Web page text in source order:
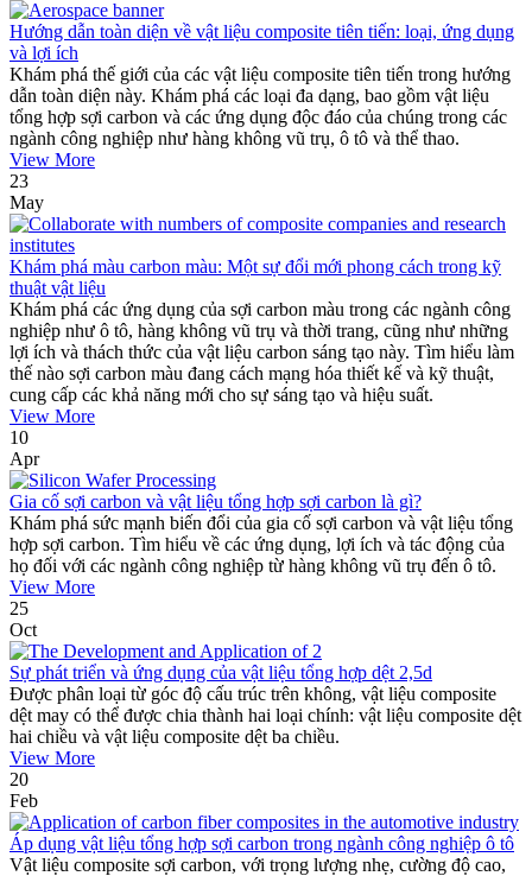
Hướng dẫn toàn diện về vật liệu composite tiên tiến: loại, ứng dụng
và lợi ích
Khám phá thế giới của các vật liệu composite tiên tiến trong hướng
dẫn toàn diện này. Khám phá các loại đa dạng, bao gồm vật liệu
tổng hợp sợi carbon và các ứng dụng độc đáo của chúng trong các
ngành công nghiệp như hàng không vũ trụ, ô tô và thể thao.
View More
23
May
Khám phá màu carbon màu: Một sự đổi mới phong cách trong kỹ
thuật vật liệu
Khám phá các ứng dụng của sợi carbon màu trong các ngành công
nghiệp như ô tô, hàng không vũ trụ và thời trang, cũng như những
lợi ích và thách thức của vật liệu carbon sáng tạo này. Tìm hiểu làm
thế nào sợi carbon màu đang cách mạng hóa thiết kế và kỹ thuật,
cung cấp các khả năng mới cho sự sáng tạo và hiệu suất.
View More
10
Apr
Gia cố sợi carbon và vật liệu tổng hợp sợi carbon là gì?
Khám phá sức mạnh biến đổi của gia cố sợi carbon và vật liệu tổng
hợp sợi carbon. Tìm hiểu về các ứng dụng, lợi ích và tác động của
họ đối với các ngành công nghiệp từ hàng không vũ trụ đến ô tô.
View More
25
Oct
Sự phát triển và ứng dụng của vật liệu tổng hợp dệt 2,5d
Được phân loại từ góc độ cấu trúc trên không, vật liệu composite
dệt may có thể được chia thành hai loại chính: vật liệu composite dệt
hai chiều và vật liệu composite dệt ba chiều.
View More
20
Feb
Áp dụng vật liệu tổng hợp sợi carbon trong ngành công nghiệp ô tô
Vật liệu composite sợi carbon, với trọng lượng nhẹ, cường độ cao,